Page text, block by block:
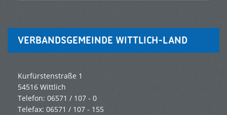
VERBANDSGEMEINDE WITTLICH-LAND
Kurfürstenstraße 1
54516 Wittlich
Telefon: 06571 / 107 - 0
Telefax: 06571 / 107 - 155